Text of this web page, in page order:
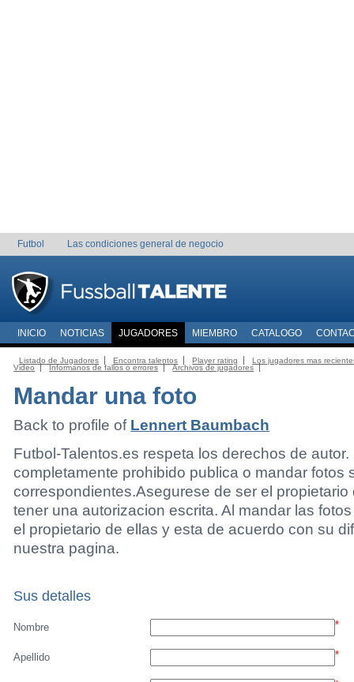
Futbol Las condiciones general de negocio
INICIO NOTICIAS JUGADORES MIEMBRO CATALOGO
Listado de Jugadores Encontra talentos Player rating
Los jugadores mas
Video
Informanos de fallos o errores Archivos de jugadores
Mandar una foto
Back to profile of Lennert Baumbach
Futbol-Talentos.es respeta los derechos de autor.
completamente prohibido publica o mandar fotos
correspondientes.Asegurese de ser el propietario
tener una autorizacion escrita. Al mandar las
el propietario de ellas y esta de acuerdo con su
nuestra pagina.
Sus detalles
Nombre *
Apellido *